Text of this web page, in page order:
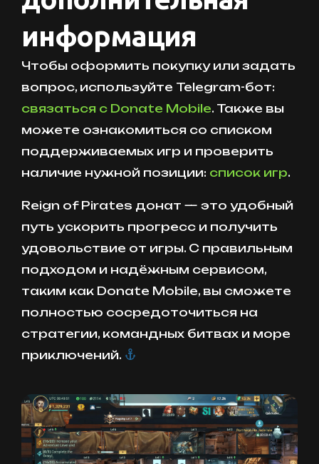
информация
Чтобы оформить покупку или задать
вопрос, используйте Telegram-бот:
связаться с Donate Mobile. Также вы
можете ознакомиться со списком
поддерживаемых игр и проверить
наличие нужной позиции: список игр.
Reign of Pirates донат — это удобный
путь ускорить прогресс и получить
удовольствие от игры. С правильным
подходом и надёжным сервисом,
таким как Donate Mobile, вы сможете
полностью сосредоточиться на
стратегии, командных битвах и море
приключений.